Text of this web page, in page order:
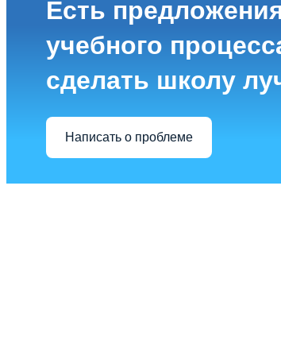
Есть
учебного
сделать школу
Написать о проблеме